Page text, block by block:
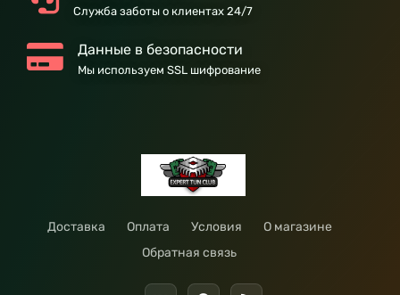
Служба заботы о клиентах 24/7
Данные в безопасности
Мы используем SSL шифрование
Доставка Оплата Условия
О магазине
Обратная связь